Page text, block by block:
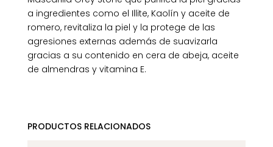
a ingredientes como el Illite, Kaolín y aceite de
romero, revitaliza la piel y la protege de las
agresiones externas además de suavizarla
gracias a su contenido en cera de abeja, aceite
de almendras y vitamina E.
PRODUCTOS RELACIONADOS